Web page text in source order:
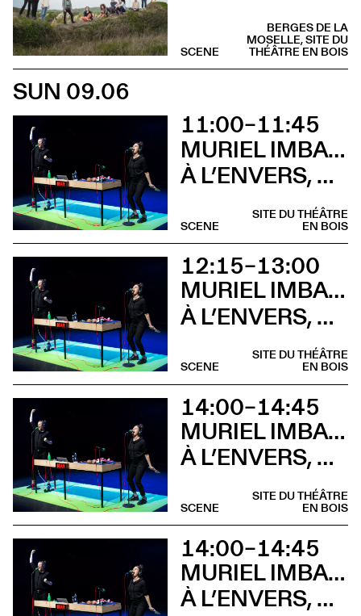
BERGES DE LA
MOSELLE, SITE DU
THÉÂTRE EN BOIS
SCENE
SUN 09.06
11:00–11:45
MURIEL IMBACH, COMPAGNIE LA BOCCA DELLA LUNA
À L’ENVERS, À L’ENDROIT
SITE DU THÉÂTRE
EN BOIS
SCENE
12:15–13:00
MURIEL IMBACH, COMPAGNIE LA BOCCA DELLA LUNA
À L’ENVERS, À L’ENDROIT (Brunch)
SITE DU THÉÂTRE
EN BOIS
SCENE
14:00–14:45
MURIEL IMBACH, COMPAGNIE LA BOCCA DELLA LUNA
À L’ENVERS, À L’ENDROIT (Atelier)
SITE DU THÉÂTRE
EN BOIS
SCENE
14:00–14:45
MURIEL IMBACH, COMPAGNIE LA BOCCA DELLA LUNA
À L’ENVERS, À L’ENDROIT (Sieste musicale)